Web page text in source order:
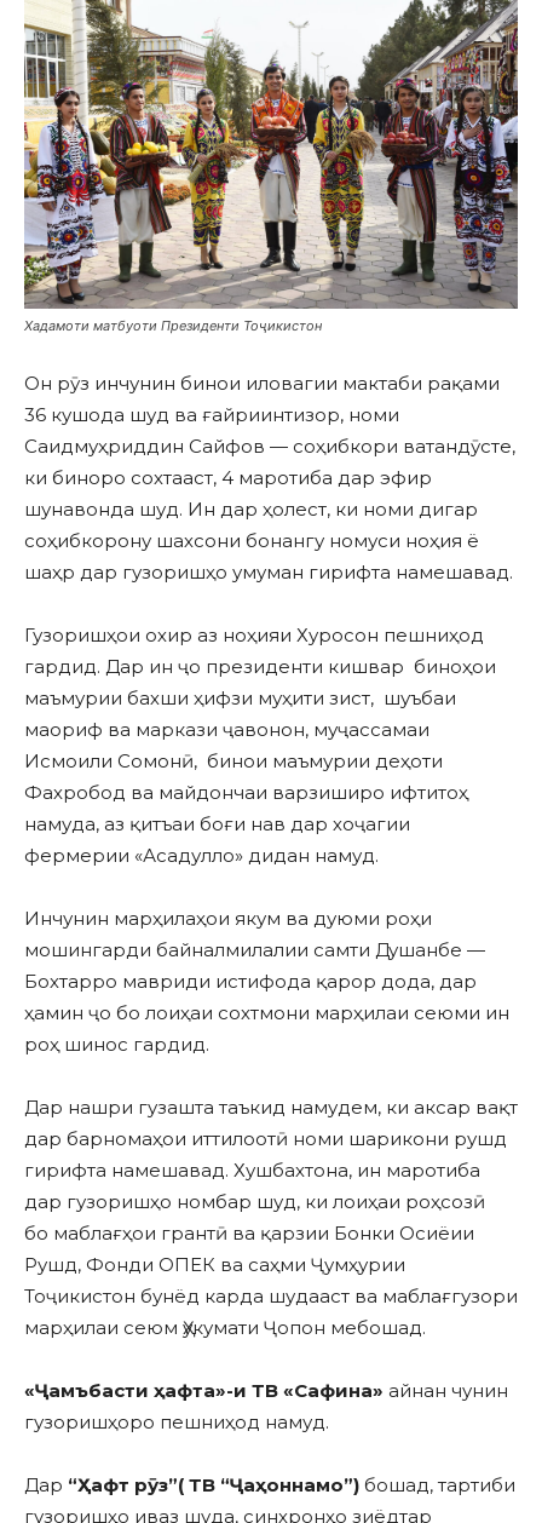
Хадамоти матбуоти Президенти Тоҷикистон
Он рӯз инчунин бинои иловагии мактаби рақами
36 кушода шуд ва ғайриинтизор, номи
Саидмуҳриддин Сайфов — соҳибкори ватандӯсте,
ки биноро сохтааст, 4 маротиба дар эфир
шунавонда шуд. Ин дар ҳолест, ки номи дигар
соҳибкорону шахсони бонангу номуси ноҳия ё
шаҳр дар гузоришҳо умуман гирифта намешавад.
Гузоришҳои охир аз ноҳияи Хуросон пешниҳод
гардид. Дар ин ҷо президенти кишвар биноҳои
маъмурии бахши ҳифзи муҳити зист, шуъбаи
маориф ва маркази ҷавонон, муҷассамаи
Исмоили Сомонӣ, бинои маъмурии деҳоти
Фахробод ва майдончаи варзиширо ифтитоҳ
намуда, аз қитъаи боғи нав дар хоҷагии
фермерии «Асадулло» дидан намуд.
Инчунин марҳилаҳои якум ва дуюми роҳи
мошингарди байналмилалии самти Душанбе —
Бохтарро мавриди истифода қарор дода, дар
ҳамин ҷо бо лоиҳаи сохтмони марҳилаи сеюми ин
роҳ шинос гардид.
Дар нашри гузашта таъкид намудем, ки аксар вақт
дар барномаҳои иттилоотӣ номи шарикони рушд
гирифта намешавад. Хушбахтона, ин маротиба
дар гузоришҳо номбар шуд, ки лоиҳаи роҳсозӣ
бо маблағҳои грантӣ ва қарзии Бонки Осиёии
Рушд, Фонди ОПЕК ва саҳми Ҷумҳурии
Тоҷикистон бунёд карда шудааст ва маблағгузори
марҳилаи сеюм Ҳукумати Ҷопон мебошад.
«Ҷамъбасти ҳафта»-и ТВ «Сафина» айнан чунин
гузоришҳоро пешниҳод намуд.
Дар “Ҳафт рӯз”( ТВ “Ҷаҳоннамо”) бошад, тартиби
гузоришҳо иваз шуда, синхронҳо зиёдтар